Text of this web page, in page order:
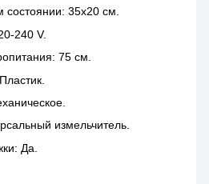
состоянии: 35х20 см.
240 V.
75 см.
измельчитель.
Да.